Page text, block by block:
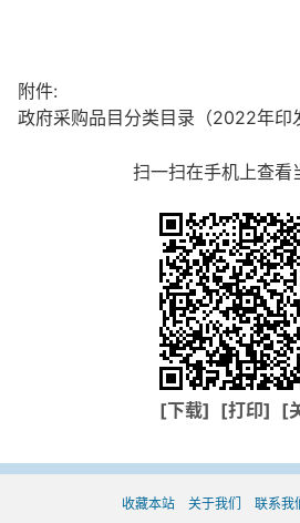
附件:
政府采购品目分类目录（2022年印
扫一扫在手机上查看
[下载] [打印] [
收藏本站 关于我们 联系我